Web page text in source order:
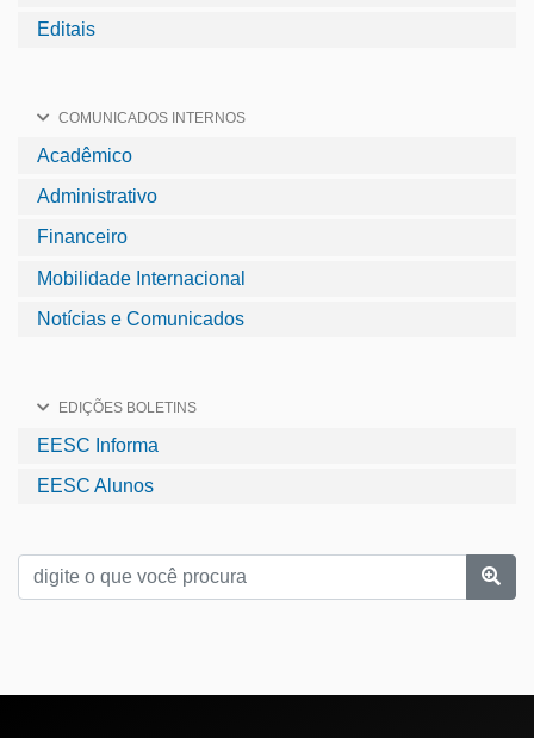
Editais
COMUNICADOS INTERNOS
Acadêmico
Administrativo
Financeiro
Mobilidade Internacional
Notícias e Comunicados
EDIÇÕES BOLETINS
EESC Informa
EESC Alunos